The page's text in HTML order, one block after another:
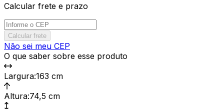
Calcular frete e prazo
Calcular frete
Não sei meu CEP
O que saber sobre esse produto
Largura:163 cm
Altura:74,5 cm